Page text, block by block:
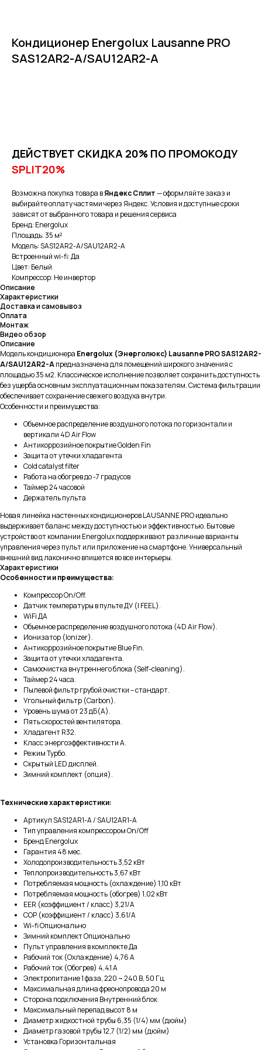
Кондиционер Energolux Lausanne PRO
SAS12AR2-A/SAU12AR2-A
ДЕЙСТВУЕТ СКИДКА 20% ПО ПРОМОКОДУ
SPLIT20%
Возможна покупка товара вЯндекс Сплит— оформляйте заказ и
выбирайте оплату частями через Яндекс. Условия и доступные сроки
зависят от выбранного товара и решения сервиса
Бренд: Energolux
Площадь: 35 м²
Модель: SAS12AR2-A/SAU12AR2-A
Встроенный wi-fi: Да
Цвет: Белый
Компрессор: Не инвертор
Описание
Характеристики
Доставка и самовывоз
Оплата
Монтаж
Видео обзор
Описание
Модель кондиционера Energolux (Энерголюкс) Lausanne PRO SAS12AR2-
A/SAU12AR2-Aпредназначена для помещений широкого значения с
площадью 35 м2. Классическое исполнение позволяет сохранить доступность
без ущерба основным эксплуатационным показателям. Система фильтрации
обеспечивает сохранение свежего воздуха внутри.
Особенности и преимущества:
Объемное распределение воздушного потока по горизонтали и
вертикали 4D Air Flow
Антикоррозийное покрытие Golden Fin
Защита от утечки хладагента
Cold catalyst filter
Работа на обогрев до -7 градусов
Таймер 24 часовой
Держатель пульта
Новая линейка настенных кондиционеров LAUSANNE PRO идеально
выдерживает баланс между доступностью и эффективностью. Бытовые
устройство от компании Energolux поддерживают различные варианты
управления через пульт или приложение на смартфоне. Универсальный
внешний вид лаконично впишется во все интерьеры.
Характеристики
Особенности и преимущества:
Компрессор On/Off.
Датчик температуры в пульте ДУ (I FEEL).
WiFi ДА
Объемное распределение воздушного потока (4D Air Flow).
Ионизатор (Ionizer).
Антикоррозийное покрытие Blue Fin.
Защита от утечки хладагента.
Самоочистка внутреннего блока (Self-cleaning).
Таймер 24 часа.
Пылевой фильтр грубой очистки – стандарт.
Угольный фильтр (Carbon).
Уровень шума от 23 дБ(А).
Пять скоростей вентилятора.
Хладагент R32.
Класс энергоэффективности A.
Режим Турбо.
Скрытый LED дисплей.
Зимний комплект (опция).
Технические характеристики:
Артикул SAS12AR1-A / SAU12AR1-A
Тип управления компрессором On/Off
Бренд Energolux
Гарантия 48 мес.
Холодопроизводительность 3,52 кВт
Теплопроизводительность 3,67 кВт
Потребляемая мощность (охлаждение) 1,10 кВт
Потребляемая мощность (обогрев) 1,02 кВт
EER (коэффициент / класс) 3,21/A
COP (коэффициент / класс) 3,61/A
Wi-fi Опционально
Зимний комплект Опционально
Пульт управления в комплекте Да
Рабочий ток (Охлаждение) 4,76 A
Рабочий ток (Обогрев) 4,41 А
Электропитание 1 фаза, 220 ~ 240 В, 50 Гц
Максимальная длина фреонопровода 20 м
Сторона подключения Внутренний блок
Максимальный перепад высот 8 м
Диаметр жидкостной трубы 6,35 (1/4) мм (дюйм)
Диаметр газовой трубы 12,7 (1/2) мм (дюйм)
Установка Горизонтальная